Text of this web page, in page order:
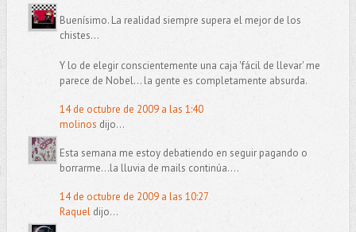
Buenísimo. La realidad siempre supera el mejor de los
chistes...
Y lo de elegir conscientemente una caja 'fácil de llevar' me
parece de Nobel... la gente es completamente absurda.
14 de octubre de 2009 a las 1:40
molinos dijo...
Esta semana me estoy debatiendo en seguir pagando o
borrarme...la lluvia de mails continúa....
14 de octubre de 2009 a las 10:27
Raqueldijo...